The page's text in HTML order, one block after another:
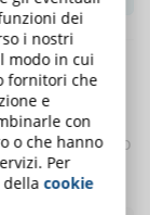
tu il primo
dei
i nostri
modo in cui
fornitori che
e
con
o che hanno
Per
dellacookie